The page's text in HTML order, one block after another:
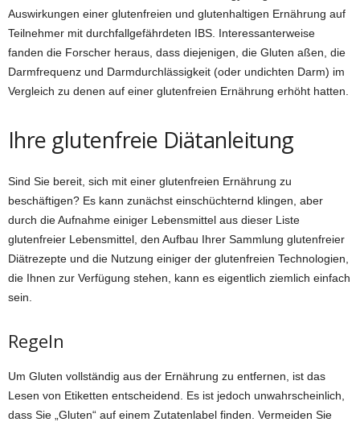
Auswirkungen einer glutenfreien und glutenhaltigen Ernährung auf
Teilnehmer mit durchfallgefährdeten IBS. Interessanterweise
fanden die Forscher heraus, dass diejenigen, die Gluten aßen, die
Darmfrequenz und Darmdurchlässigkeit (oder undichten Darm) im
Vergleich zu denen auf einer glutenfreien Ernährung erhöht hatten.
Ihre glutenfreie Diätanleitung
Sind Sie bereit, sich mit einer glutenfreien Ernährung zu
beschäftigen? Es kann zunächst einschüchternd klingen, aber
durch die Aufnahme einiger Lebensmittel aus dieser Liste
glutenfreier Lebensmittel, den Aufbau Ihrer Sammlung glutenfreier
Diätrezepte und die Nutzung einiger der glutenfreien Technologien,
die Ihnen zur Verfügung stehen, kann es eigentlich ziemlich einfach
sein.
Regeln
Um Gluten vollständig aus der Ernährung zu entfernen, ist das
Lesen von Etiketten entscheidend. Es ist jedoch unwahrscheinlich,
dass Sie „Gluten“ auf einem Zutatenlabel finden. Vermeiden Sie